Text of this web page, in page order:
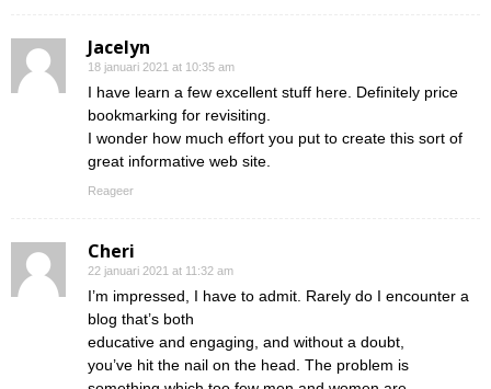
Jacelyn
18 januari 2021 at 10:35 am
I have learn a few excellent stuff here. Definitely price
bookmarking for revisiting.
I wonder how much effort you put to create this sort of
great informative web site.
Reageer
Cheri
22 januari 2021 at 11:32 am
I’m impressed, I have to admit. Rarely do I encounter a
blog that’s both
educative and engaging, and without a doubt,
you’ve hit the nail on the head. The problem is